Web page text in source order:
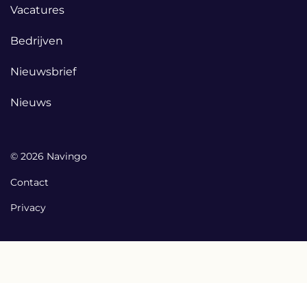
Footer
Vacatures
Bedrijven
Nieuwsbrief
Nieuws
© 2026 Navingo
Contact
Privacy